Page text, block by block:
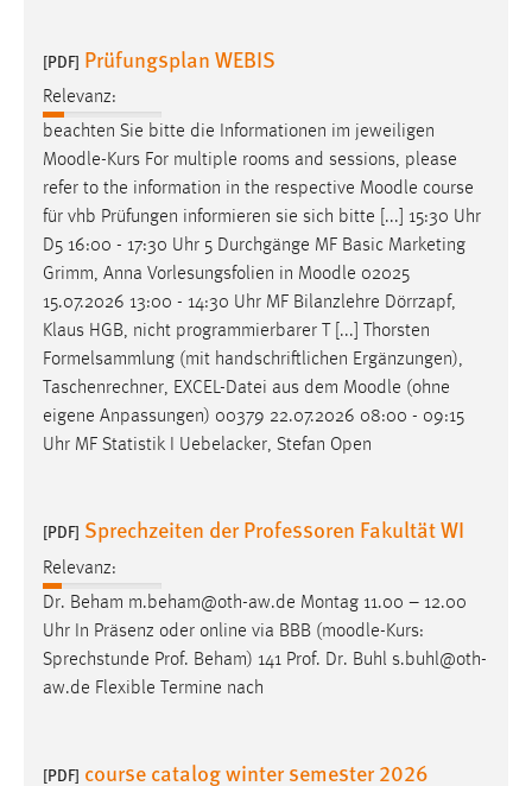
[PDF] Prüfungsplan WEBIS
Relevanz:
beachten Sie bitte die Informationen im jeweiligen
Moodle-Kurs For multiple rooms and sessions, please
refer to the information in the respective Moodle course
für vhb Prüfungen informieren sie sich bitte [...] 15:30 Uhr
D5 16:00 - 17:30 Uhr 5 Durchgänge MF Basic Marketing
Grimm, Anna Vorlesungsfolien in Moodle 02025
15.07.2026 13:00 - 14:30 Uhr MF Bilanzlehre Dörrzapf,
Klaus HGB, nicht programmierbarer T [...] Thorsten
Formelsammlung (mit handschriftlichen Ergänzungen),
Taschenrechner, EXCEL-Datei aus dem Moodle (ohne
eigene Anpassungen) 00379 22.07.2026 08:00 - 09:15
Uhr MF Statistik I Uebelacker, Stefan Open
[PDF] Sprechzeiten der Professoren Fakultät WI
Relevanz:
Dr. Beham m.beham@oth-aw.de Montag 11.00 – 12.00
Uhr In Präsenz oder online via BBB (moodle-Kurs:
Sprechstunde Prof. Beham) 141 Prof. Dr. Buhl s.buhl@oth-
aw.de Flexible Termine nach
[PDF] course catalog winter semester 2026